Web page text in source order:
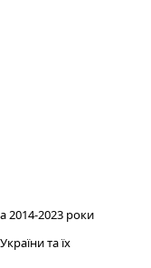
2014-2023 роки
та їх